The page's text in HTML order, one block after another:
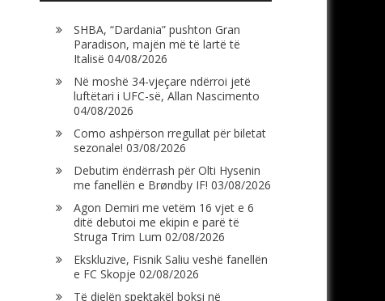
SHBA, “Dardania” pushton Gran
Paradison, majën më të lartë të
Italisë 04/08/2026
Në moshë 34-vjeçare ndërroi jetë
luftëtari i UFC-së, Allan Nascimento
04/08/2026
Como ashpërson rregullat për biletat
sezonale! 03/08/2026
Debutim ëndërrash për Olti Hysenin
me fanellën e Brøndby IF! 03/08/2026
Agon Demiri me vetëm 16 vjet e 6
ditë debutoi me ekipin e parë të
Struga Trim Lum 02/08/2026
Ekskluzive, Fisnik Saliu veshë fanellën
e FC Skopje 02/08/2026
Të dielën spektakël boksi në